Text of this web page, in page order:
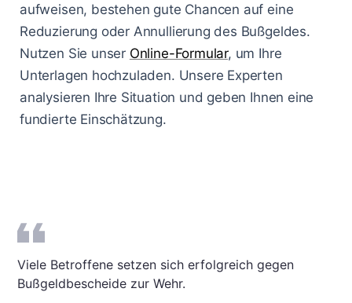
aufweisen, bestehen gute Chancen auf eine
Reduzierung oder Annullierung des Bußgeldes.
Nutzen Sie unser Online-Formular, um Ihre
Unterlagen hochzuladen. Unsere Experten
analysieren Ihre Situation und geben Ihnen eine
fundierte Einschätzung.
Viele Betroffene setzen sich erfolgreich gegen
Bußgeldbescheide zur Wehr.